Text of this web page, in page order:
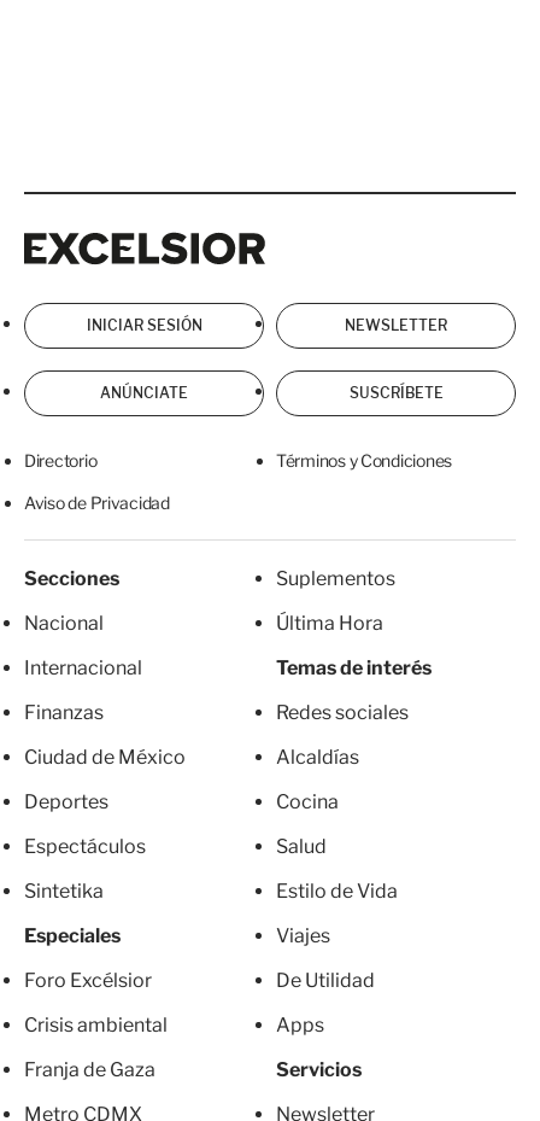
INICIAR SESIÓN NEWSLETTER
ANÚNCIATE SUSCRÍBETE
Directorio Términos y Condiciones
Aviso de Privacidad
Secciones
Nacional
Internacional
Finanzas
Ciudad de México
Deportes
Espectáculos
Sintetika
Especiales
Foro Excélsior
Crisis ambiental
Franja de Gaza
Metro CDMX
Suplementos
Última Hora
Temas de interés
Redes sociales
Alcaldías
Cocina
Salud
Estilo de Vida
Viajes
De Utilidad
Apps
Servicios
Newsletter